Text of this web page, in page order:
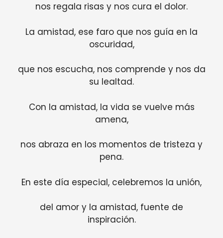
nos regala risas y nos cura el dolor.
La amistad, ese faro que nos guía en la
oscuridad,
que nos escucha, nos comprende y nos da
su lealtad.
Con la amistad, la vida se vuelve más
amena,
nos abraza en los momentos de tristeza y
pena.
En este día especial, celebremos la unión,
del amor y la amistad, fuente de
inspiración.